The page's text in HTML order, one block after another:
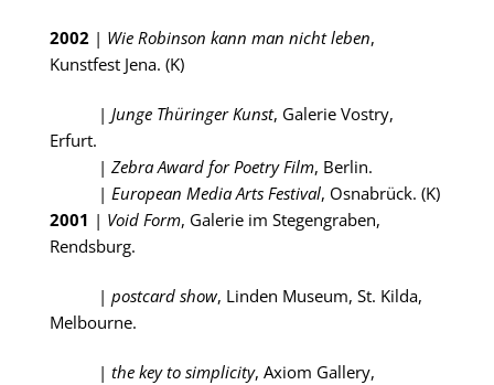
2002 | Wie Robinson kann man nicht leben,
Kunstfest Jena. (K)
| Junge Thüringer Kunst, Galerie Vostry,
Erfurt.
| Zebra Award for Poetry Film, Berlin.
| European Media Arts Festival, Osnabrück. (K)
2001 | Void Form, Galerie im Stegengraben,
Rendsburg.
| postcard show, Linden Museum, St. Kilda,
Melbourne.
| the key to simplicity, Axiom Gallery,